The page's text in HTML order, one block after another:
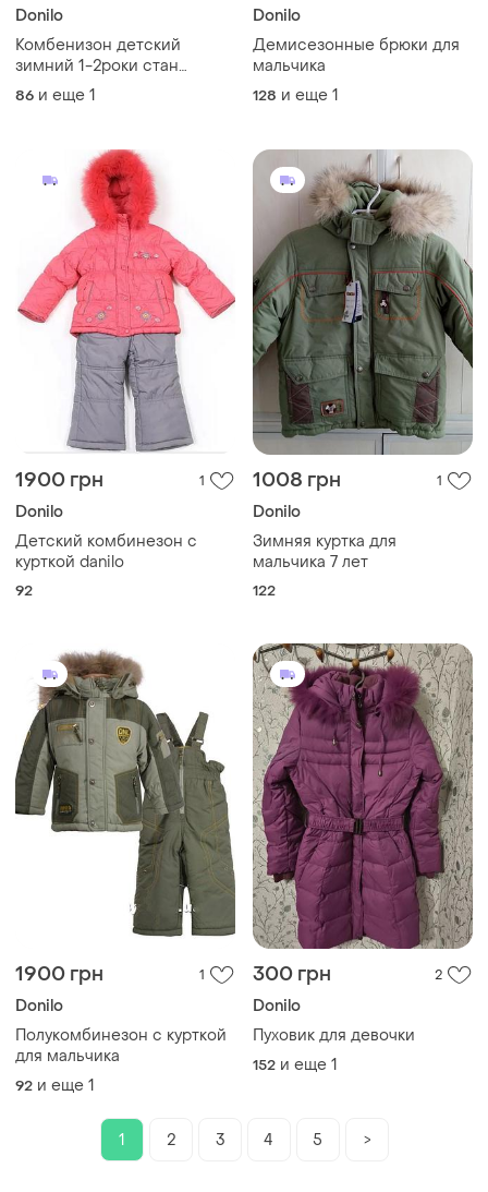
Donilo
Комбенизон детский
зимний 1-2роки стан
идеален
86 и еще 1
Donilo
Демисезонные брюки для
мальчика
128 и еще 1
1900 грн 1
Donilo
Детский комбинезон с
курткой danilo
92
1008 грн 1
Donilo
Зимняя куртка для
мальчика 7 лет
122
1900 грн 1
Donilo
Полукомбинезон с курткой
для мальчика
92 и еще 1
300 грн 2
Donilo
Пуховик для девочки
152 и еще 1
1 2 3 4 5 >